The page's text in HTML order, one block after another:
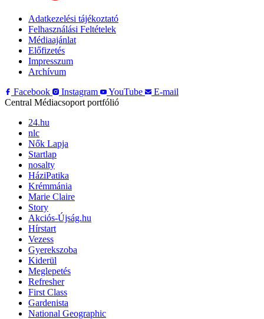
Adatkezelési tájékoztató
Felhasználási Feltételek
Médiaajánlat
Előfizetés
Impresszum
Archívum
Facebook
Instagram YouTube
E-mail
Central Médiacsoport portfólió
24.hu
nlc
Nők Lapja
Startlap
nosalty
HáziPatika
Krémmánia
Marie Claire
Story
Akciós-Újság.hu
Hírstart
Vezess
Gyerekszoba
Kiderül
Meglepetés
Refresher
First Class
Gardenista
National Geographic